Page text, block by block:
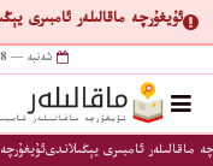
ئۇيغۇرچە ماقالىلەر ئامبىرى
شەنبە — 8 ئاۋغۇست 2026 | ھ 23 سەفەر 1448
ماقالىلەر ئامبىرى يېڭىلاندى